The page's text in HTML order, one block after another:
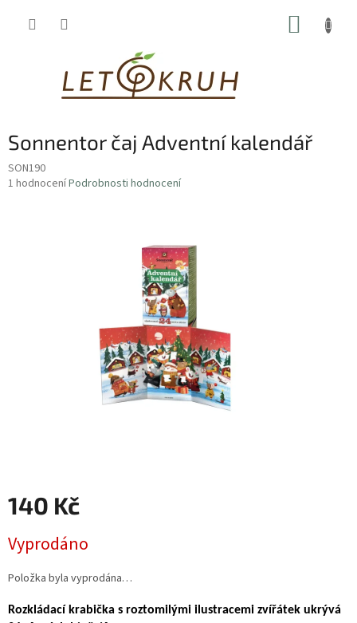
Sonnentor čaj Adventní kalendář
SON190
Průměrné
1 hodnoceníPodrobnosti hodnocení
140 Kč
cena:
Vyprodáno
Položka byla vyprodána…
Rozkládací krabička s roztomilými ilustracemi zvířátek ukrývá